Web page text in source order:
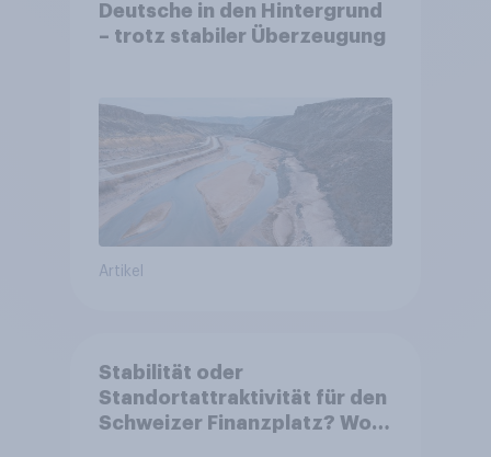
Deutsche in den Hintergrund
– trotz stabiler Überzeugung
Artikel
Stabilität oder
Standortattraktivität für den
Schweizer Finanzplatz? Wo